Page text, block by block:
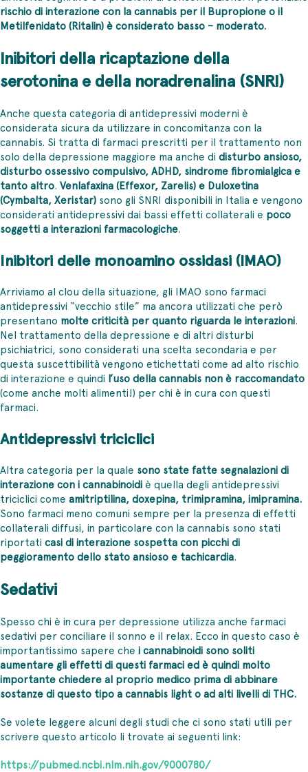
rischio di interazione con la cannabis per il Bupropione o il
Metilfenidato (Ritalin) è considerato basso – moderato.
Inibitori della ricaptazione della
serotonina e della noradrenalina (SNRI)
Anche questa categoria di antidepressivi moderni è
considerata sicura da utilizzare in concomitanza con la
cannabis. Si tratta di farmaci prescritti per il trattamento non
solo della depressione maggiore ma anche di disturbo ansioso,
disturbo ossessivo compulsivo, ADHD, sindrome fibromialgica e
tanto altro. Venlafaxina (Effexor, Zarelis) e Duloxetina
(Cymbalta, Xeristar) sono gli SNRI disponibili in Italia e vengono
considerati antidepressivi dai bassi effetti collaterali e poco
soggetti a interazioni farmacologiche.
Inibitori delle monoamino ossidasi (IMAO)
Arriviamo al clou della situazione, gli IMAO sono farmaci
antidepressivi “vecchio stile” ma ancora utilizzati che però
presentano molte criticità per quanto riguarda le interazioni.
Nel trattamento della depressione e di altri disturbi
psichiatrici, sono considerati una scelta secondaria e per
questa suscettibilità vengono etichettati come ad alto rischio
di interazione e quindi l’uso della cannabis non è raccomandato
(come anche molti alimenti!) per chi è in cura con questi
farmaci.
Antidepressivi triciclici
Altra categoria per la quale sono state fatte segnalazioni di
interazione con i cannabinoidiè quella degli antidepressivi
triciclici come amitriptilina, doxepina, trimipramina, imipramina.
Sono farmaci meno comuni sempre per la presenza di effetti
collaterali diffusi, in particolare con la cannabis sono stati
riportati casi di interazione sospetta con picchi di
peggioramento dello stato ansioso e tachicardia.
Sedativi
Spesso chi è in cura per depressione utilizza anche farmaci
sedativi per conciliare il sonno e il relax. Ecco in questo caso è
importantissimo sapere che i cannabinoidi sono soliti
aumentare gli effetti di questi farmaci ed è quindi molto
importante chiedere al proprio medico prima di abbinare
sostanze di questo tipo a cannabis light o ad alti livelli di THC.
Se volete leggere alcuni degli studi che ci sono stati utili per
scrivere questo articolo li trovate ai seguenti link:
https://pubmed.ncbi.nlm.nih.gov/9000780/